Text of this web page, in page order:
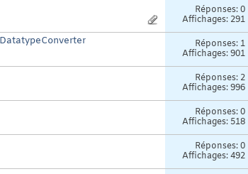
Réponses:0
Affichages: 291
Réponses: 1
Affichages: 901
Réponses: 2
Affichages: 996
Réponses:0
Affichages: 518
Réponses:0
Affichages: 492